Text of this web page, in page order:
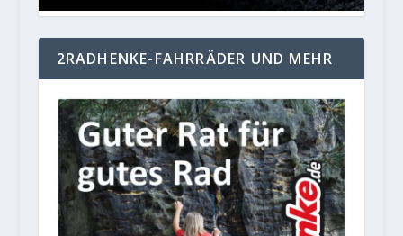
2RADHENKE-FAHRRÄDER UND MEHR